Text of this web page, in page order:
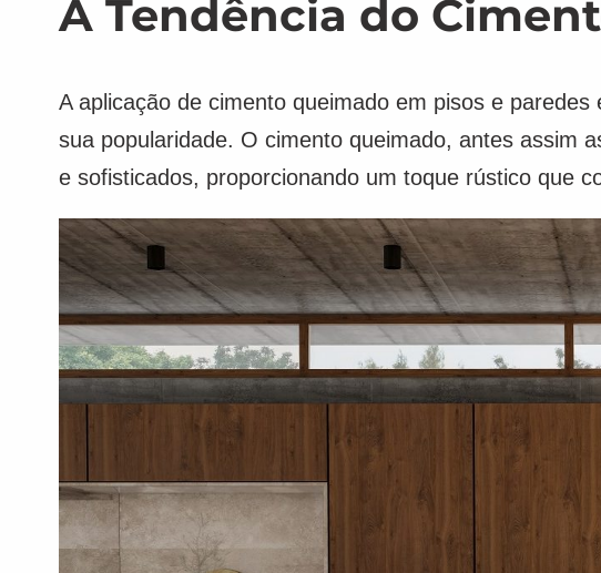
A Tendência do
A aplicação de cimento queimado em pisos e
sua popularidade. O cimento queimado, antes assim
e sofisticados, proporcionando um toque rústico que